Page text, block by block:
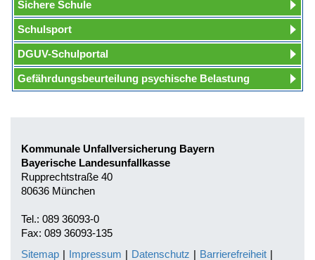
Sichere Schule
Schulsport
DGUV-Schulportal
Gefährdungsbeurteilung psychische Belastung
Kommunale Unfallversicherung Bayern
Bayerische Landesunfallkasse
Rupprechtstraße 40
80636 München
Tel.: 089 36093-0
Fax: 089 36093-135
Sitemap | Impressum | Datenschutz | Barrierefreiheit |